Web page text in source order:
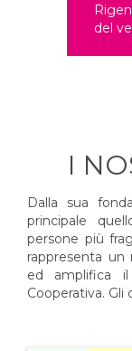
del
I
Dalla sua
principale
persone più
rappresenta
ed amplifica il
Cooperativa.